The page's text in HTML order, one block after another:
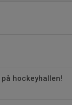
hockeyhallen!